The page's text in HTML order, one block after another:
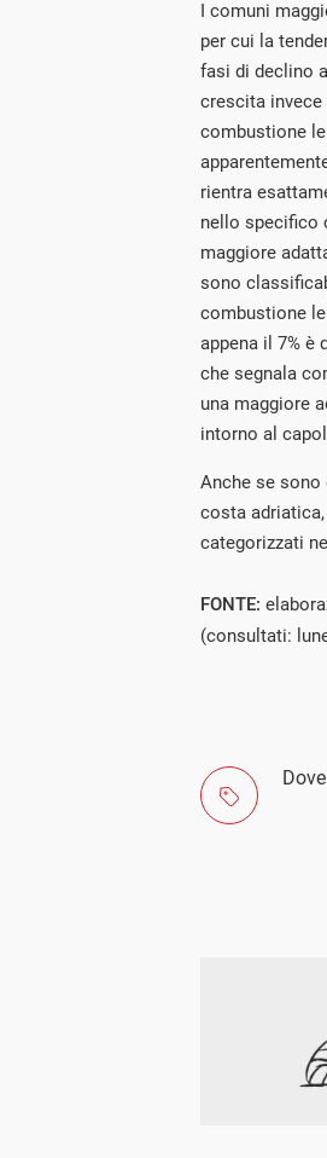
I comuni
per cui la
fasi di declino
crescita
combustione
rientra
nello specifico
maggiore
sono
combustione
appena il 7% è
che segnala
una maggiore
intorno al
Anche se
costa
categorizzati
FONTE:
(consultati: